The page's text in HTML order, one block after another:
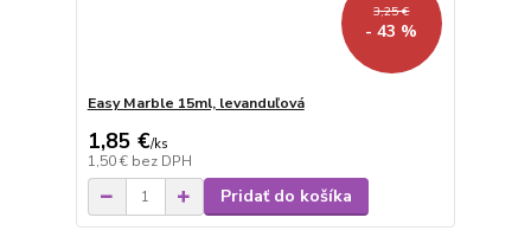
3,25 €
- 43 %
Easy Marble 15ml, levanduľová
1,85 €/ks
1,50 € bez DPH
Pridať do košíka